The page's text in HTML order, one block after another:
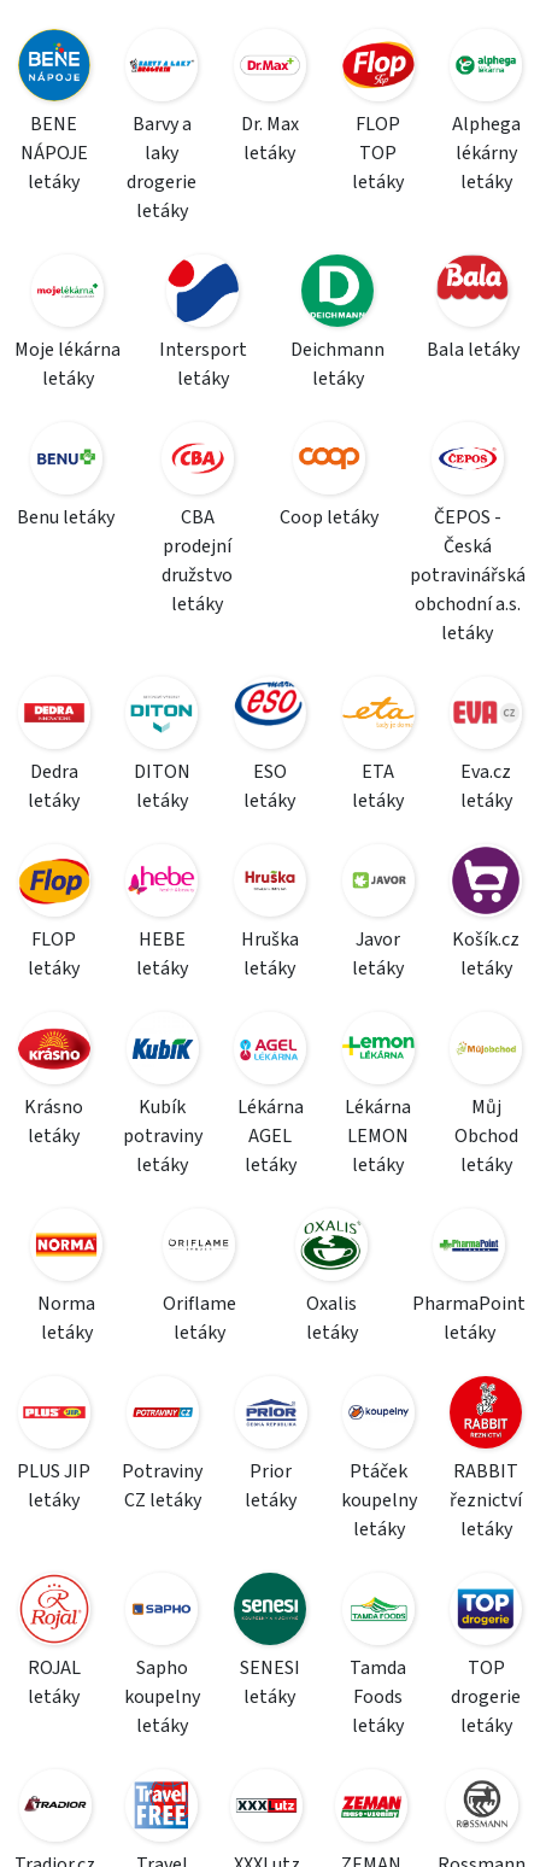
BENE
NÁPOJE
letáky
Barvy a
laky
drogerie
letáky
Dr. Max
letáky
FLOP
TOP
letáky
Alphega
lékárny
letáky
Moje lékárna
letáky
Intersport
letáky
Deichmann
letáky
Bala letáky
Benu letáky
CBA
prodejní
družstvo
letáky
Coop letáky
ČEPOS -
Česká
potravinářská
obchodní a.s.
letáky
Dedra
letáky
DITON
letáky
ESO
letáky
ETA
letáky
Eva.cz
letáky
FLOP
letáky
HEBE
letáky
Hruška
letáky
Javor
letáky
Košík.cz
letáky
Krásno
letáky
Kubík
potraviny
letáky
Lékárna
AGEL
letáky
Lékárna
LEMON
letáky
Můj
Obchod
letáky
Norma
letáky
Oriflame
letáky
Oxalis
letáky
PharmaPoint
letáky
PLUS JIP
letáky
Potraviny
CZ letáky
Prior
letáky
Ptáček
koupelny
letáky
RABBIT
řeznictví
letáky
ROJAL
letáky
Sapho
koupelny
letáky
SENESI
letáky
Tamda
Foods
letáky
TOP
drogerie
letáky